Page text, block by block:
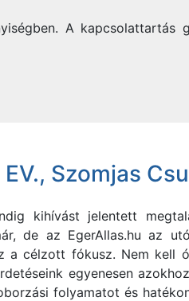
A
Szomjas
kihívást jelentett
de az EgerAllas.hu az
célzott fókusz. Nem kell
egyenesen
folyamatot és